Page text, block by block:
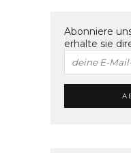
Abonniere
erhalte sie